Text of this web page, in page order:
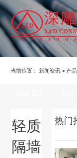
当前位置： 新闻资讯 > 产
轻质
隔墙
热门